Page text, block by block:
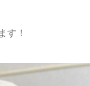
す！